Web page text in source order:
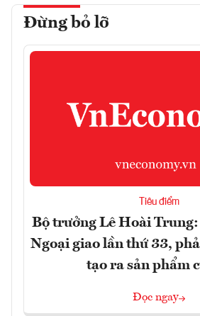
Đừng bỏ lỡ
Tiêu điểm
Bộ trưởng Lê Hoài
Ngoại giao lần thứ 33,
tạo ra sản phẩm
Đọc ngay